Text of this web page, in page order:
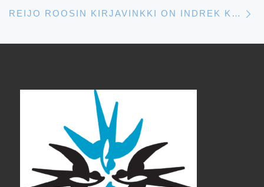
REIJO ROOSIN KIRJAVINKKI ON INDREK KOFFIN EESTLUSE ELUJÕUST -TEOKSEN SUOMENNOS OI SUOMI ON